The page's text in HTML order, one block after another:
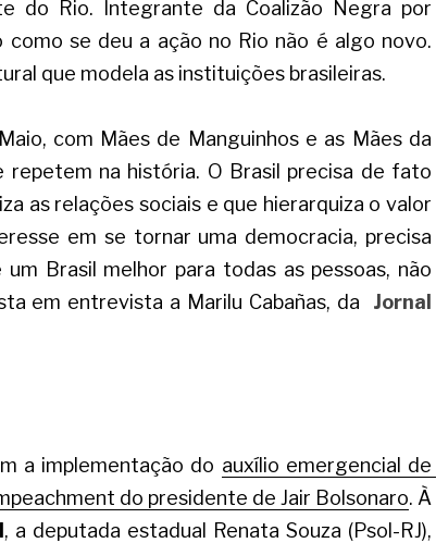
do Rio. Integrante da Coalizão Negra por
se deu a ação no Rio não é algo novo.
que modela as instituições brasileiras.
com Mães de Manguinhos e as Mães da
repetem na história. O Brasil precisa de fato
as relações sociais e que hierarquiza o valor
em se tornar uma democracia, precisa
Brasil melhor para todas as pessoas, não
em entrevista a Marilu Cabañas, da
Jornal
a implementação do auxílio emergencial de
do presidente de Jair Bolsonaro. À
, a deputada estadual Renata Souza (Psol-RJ),